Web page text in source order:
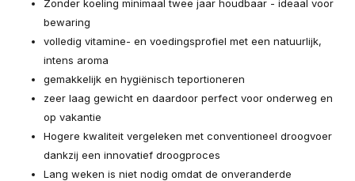
Zonder koeling minimaal twee jaar houdbaar - ideaal voor
bewaring
volledig vitamine- en voedingsprofiel met een natuurlijk,
intens aroma
gemakkelijk en hygiënisch teportioneren
zeer laag gewicht en daardoor perfect voor onderweg en
op vakantie
Hogere kwaliteit vergeleken met conventioneel droogvoer
dankzij een innovatief droogproces
Lang weken is niet nodig omdat de onveranderde